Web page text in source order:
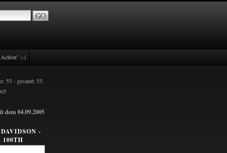
;-)
55 - gesamt: 55.
dem 04.09.2005
-